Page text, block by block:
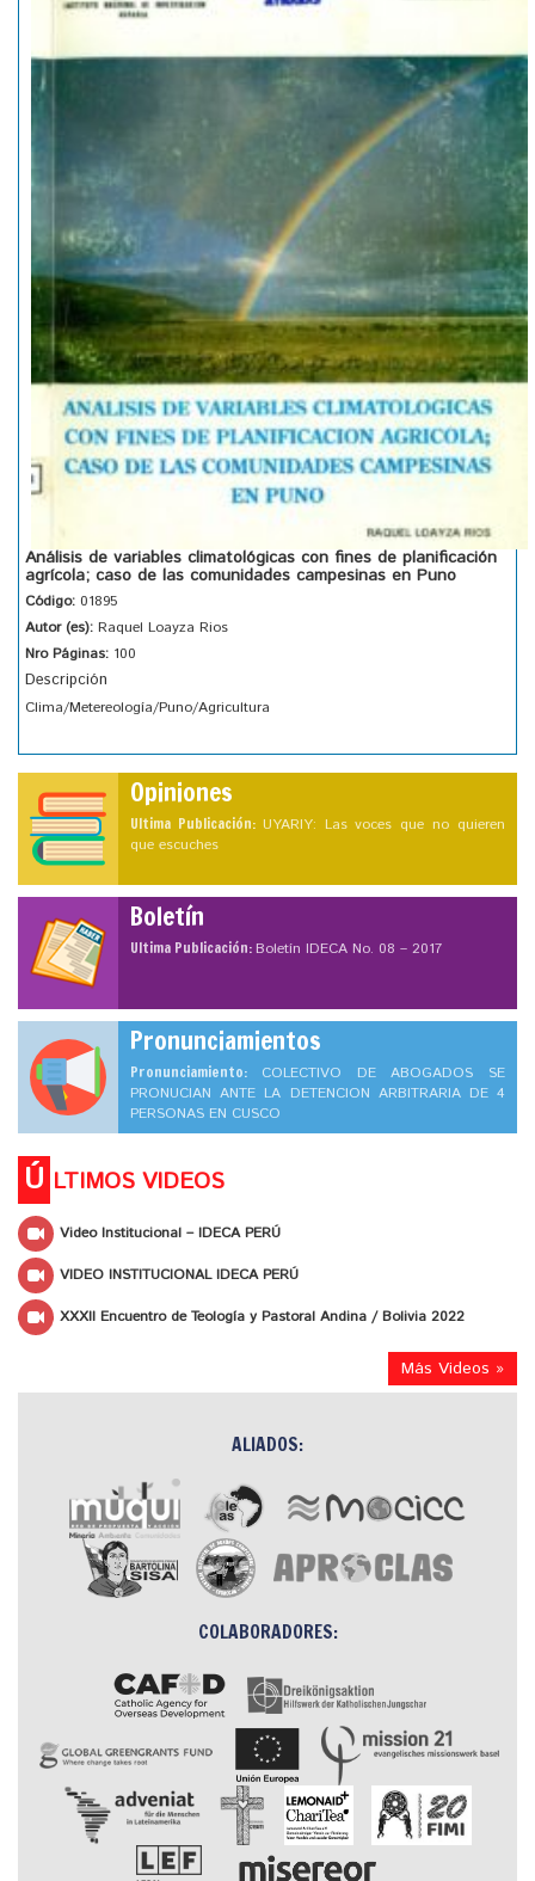
Análisis de variables climatológicas con fines de planificación
agrícola; caso de las comunidades campesinas en Puno
Código: 01895
Autor (es): Raquel Loayza Rios
Nro Páginas: 100
Descripción
Clima/Metereología/Puno/Agricultura
Opiniones
Ultima Publicación: UYARIY: Las voces que no quieren
que escuches
Boletín
Ultima Publicación:Boletín IDECA No. 08 – 2017
Pronunciamientos
Pronunciamiento: COLECTIVO DE ABOGADOS SE
PRONUCIAN ANTE LA DETENCION ARBITRARIA DE 4
PERSONAS EN CUSCO
Ú LTIMOS VIDEOS
Video Institucional – IDECA PERÚ
VIDEO INSTITUCIONAL IDECA PERÚ
XXXII Encuentro de Teología y Pastoral Andina / Bolivia 2022
Más Videos »
ALIADOS:
COLABORADORES: